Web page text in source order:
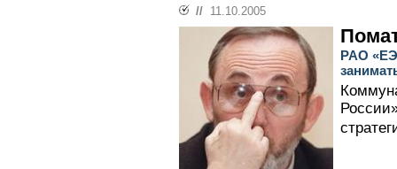
// 11.10.2005
РАО